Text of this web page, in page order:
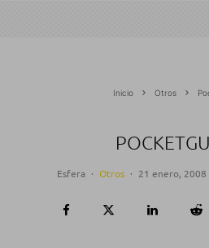
Inicio Otros
Esfera · Otros · 21 enero, 2008